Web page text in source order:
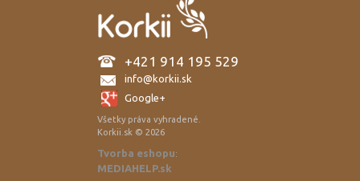
+421 914 195 529
info@korkii.sk
Google+
Všetky práva vyhradené.
Korkii.sk © 2026
Tvorba eshopu:
MEDIAHELP.sk